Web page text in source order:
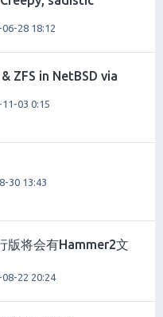
06-28 18:12
ZFS in NetBSD via
11-03 0:15
30 13:43
版将会有Hammer2文
08-22 20:24